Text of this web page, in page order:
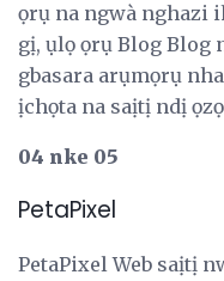
ọrụ na ngwà nghazi
gị, ụlọ ọrụ Blog Blog
gbasara arụmọrụ
ịchọta na saịtị ndị
04 nke 05
PetaPixel
PetaPixel Web saịtị